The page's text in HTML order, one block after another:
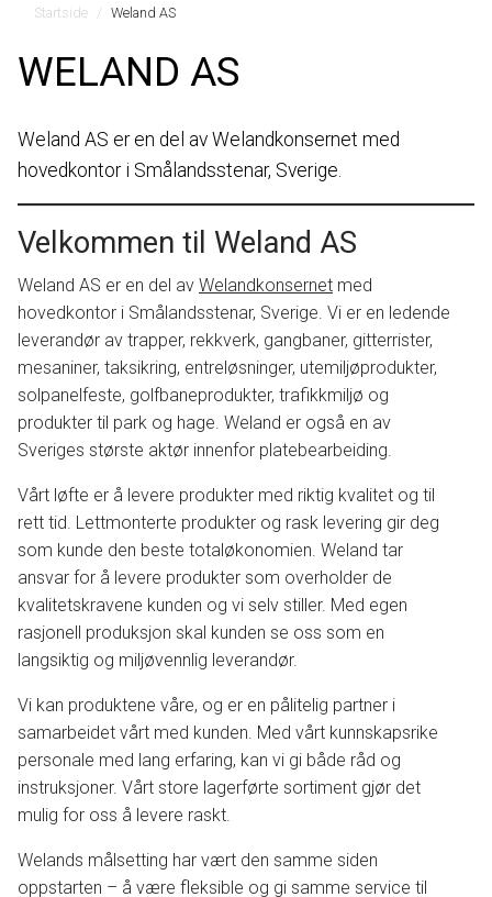
Startside Weland AS
WELAND AS
Weland AS er en del av Welandkonsernet med
hovedkontor i Smålandsstenar, Sverige.
Velkommen til Weland AS
Weland AS er en del av Welandkonsernet med
hovedkontor i Smålandsstenar, Sverige. Vi er en ledende
leverandør av trapper, rekkverk, gangbaner, gitterrister,
mesaniner, taksikring, entreløsninger, utemiljøprodukter,
solpanelfeste, golfbaneprodukter, trafikkmiljø og
produkter til park og hage. Weland er også en av
Sveriges største aktør innenfor platebearbeiding.
Vårt løfte er å levere produkter med riktig kvalitet og til
rett tid. Lettmonterte produkter og rask levering gir deg
som kunde den beste totaløkonomien. Weland tar
ansvar for å levere produkter som overholder de
kvalitetskravene kunden og vi selv stiller. Med egen
rasjonell produksjon skal kunden se oss som en
langsiktig og miljøvennlig leverandør.
Vi kan produktene våre, og er en pålitelig partner i
samarbeidet vårt med kunden. Med vårt kunnskapsrike
personale med lang erfaring, kan vi gi både råd og
instruksjoner. Vårt store lagerførte sortiment gjør det
mulig for oss å levere raskt.
Welands målsetting har vært den samme siden
oppstarten – å være fleksible og gi samme service til